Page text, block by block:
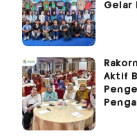
Gelar
Aktif